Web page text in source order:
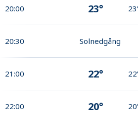
20:00 23°
20:30 Solnedgång
21:00 22°
22:00 20°